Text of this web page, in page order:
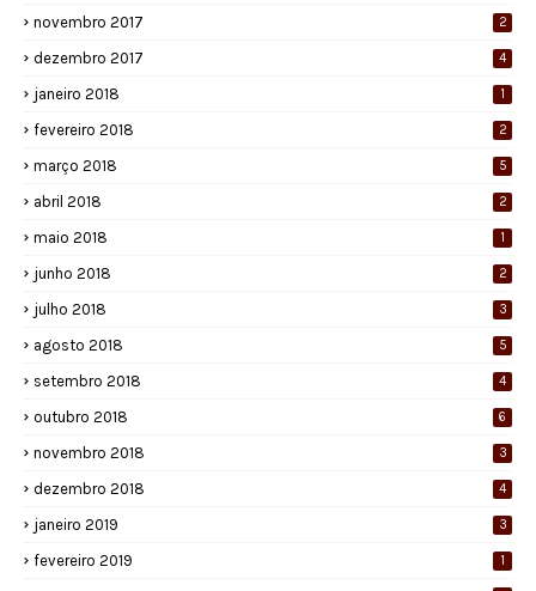
novembro 2017 2
dezembro 2017 4
janeiro 2018 1
fevereiro 2018 2
março 2018 5
abril 2018 2
maio 2018 1
junho 2018 2
julho 2018 3
agosto 2018 5
setembro 2018 4
outubro 2018 6
novembro 2018 3
dezembro 2018 4
janeiro 2019 3
fevereiro 2019 1